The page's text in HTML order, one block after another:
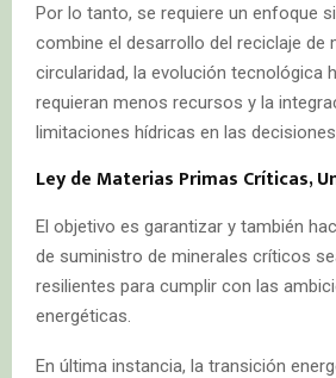
Por lo tanto, se requiere un enfoque
combine el desarrollo del reciclaje de
circularidad, la evolución tecnológica
requieran menos recursos y la
limitaciones hídricas en las
Ley de Materias Primas Críticas,
El objetivo es garantizar y también
de suministro de minerales críticos
resilientes para cumplir con las
energéticas.
En última instancia, la transición